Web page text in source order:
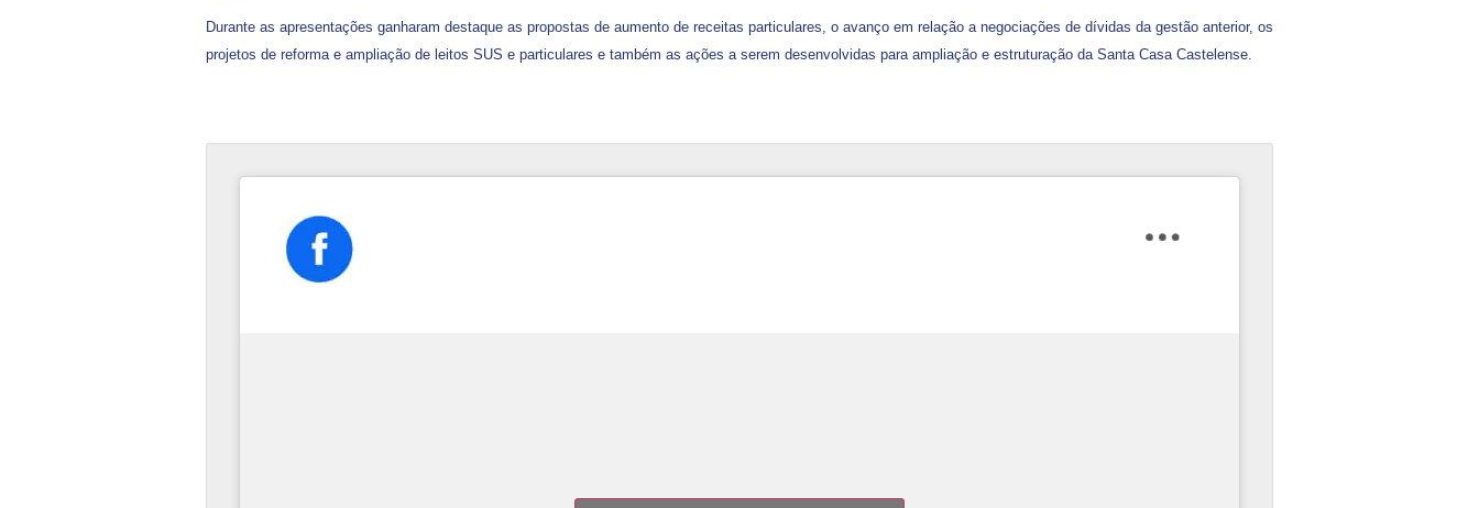
Durante as apresentações ganharam destaque as propostas de aumento de receitas particulares, o avanço em relação a negociações de dívidas da gestão anterior, os
projetos de reforma e ampliação de leitos SUS e particulares e também as ações a serem desenvolvidas para ampliação e estruturação da Santa Casa Castelense.